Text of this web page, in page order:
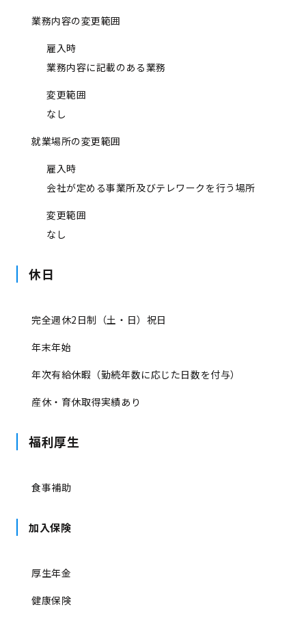
業務内容の変更範囲
雇入時
業務内容に記載のある業務
変更範囲
なし
就業場所の変更範囲
雇入時
会社が定める事業所及びテレワークを行う場所
変更範囲
なし
休日
完全週休2日制（土・日）祝日
年末年始
年次有給休暇（勤続年数に応じた日数を付与）
産休・育休取得実績あり
福利厚生
食事補助
加入保険
厚生年金
健康保険